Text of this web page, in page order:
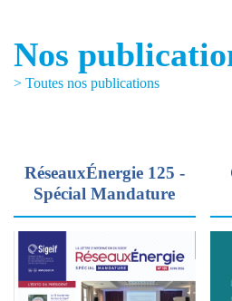
Nos
> Toutes nos publications
RéseauxÉnergie 125 -
Spécial Mandature